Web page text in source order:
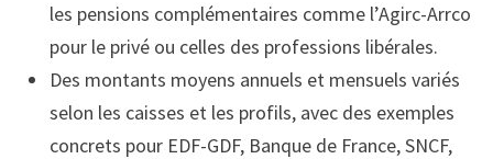
les pensions complémentaires comme l’Agirc-Arrco
pour le privé ou celles des professions libérales.
Des montants moyens annuels et mensuels variés
selon les caisses et les profils, avec des exemples
concrets pour EDF-GDF, Banque de France, SNCF,